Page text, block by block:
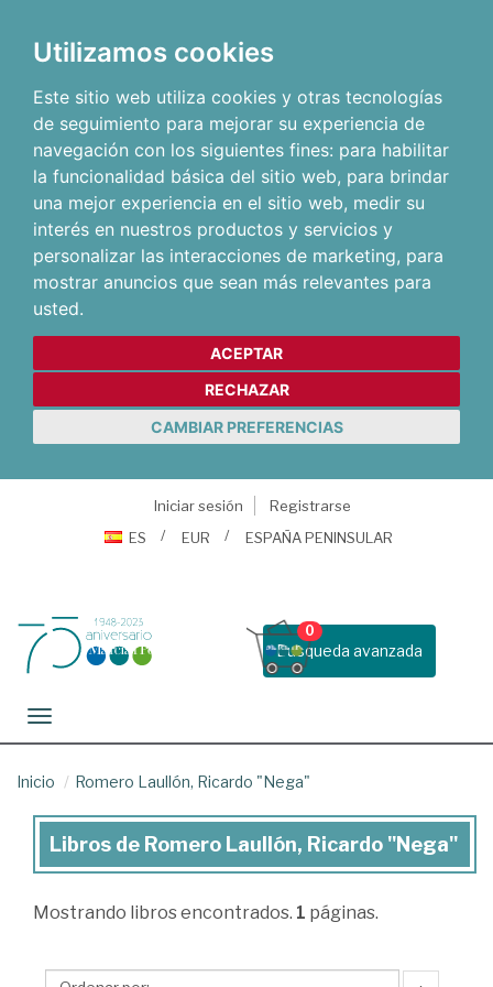
Utilizamos cookies
Este sitio web utiliza cookies y otras tecnologías
de seguimiento para mejorar su experiencia de
navegación con los siguientes fines: para habilitar
la funcionalidad básica del sitio web, para brindar
una mejor experiencia en el sitio web, medir su
interés en nuestros productos y servicios y
personalizar las interacciones de marketing, para
mostrar anuncios que sean más relevantes para
usted.
ACEPTAR
RECHAZAR
CAMBIAR PREFERENCIAS
Iniciar sesión
Registrarse
ES
EUR ESPAÑA PENINSULAR
Busqueda avanzada
0
Toggle navigation
Inicio Romero Laullón, Ricardo "Nega"
Libros
Romero
Libros de Romero Laullón, Ricardo "Nega"
Mostrando libros encontrados. 1 páginas.